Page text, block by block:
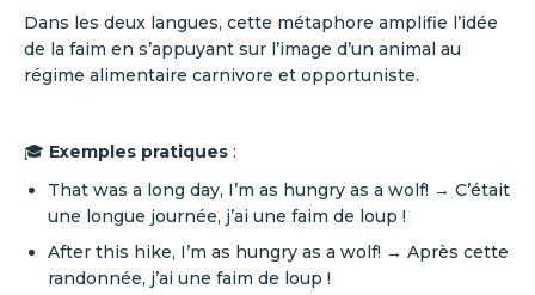
Dans les deux langues, cette métaphore amplifie l’idée
de la faim en s’appuyant sur l’image d’un animal au
régime alimentaire carnivore et opportuniste.
🎓 Exemples pratiques :
That was a long day, I’m as hungry as a wolf! → C’était
une longue journée, j’ai une faim de loup !
After this hike, I’m as hungry as a wolf! → Après cette
randonnée, j’ai une faim de loup !